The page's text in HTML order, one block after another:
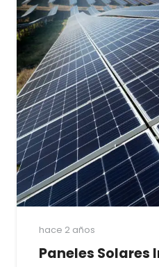
hace 2 años
Paneles Solares